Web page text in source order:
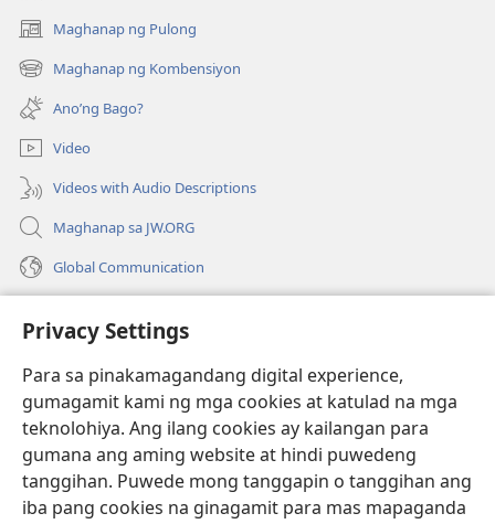
Privacy Settings
Para sa pinakamagandang digital experience,
gumagamit kami ng mga cookies at katulad na mga
teknolohiya. Ang ilang cookies ay kailangan para
gumana ang aming website at hindi puwedeng
tanggihan. Puwede mong tanggapin o tanggihan ang
iba pang cookies na ginagamit para mas mapaganda
Maghanap ng Pulong
(may
bubukas
na
bagong
window)
Maghanap ng Kombensiyon
(may
bubukas
na
bagong
window)
Ano’ng Bago?
Video
Videos with Audio Descriptions
Maghanap sa JW.ORG
Global Communication
(may
na
bagong
window)
Watchtower ONLINE LIBRARY™
(may
bubukas
na
bagong
window)
JW Hub ®
(may
bubukas
®